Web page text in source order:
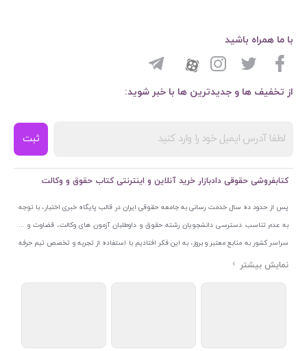
از تخفیف ها و جدیدترین ها با خبر شوید:
ثبت
با ما همراه باشید
کتابفروشی حقوقی دادبازار خرید آنلاین و اینترنتی کتاب حقوق و وکالت
پس از حدود ده سال خدمت رسانی به جامعه حقوقی ایران در قالب پایگاه خبری اختبار، با توجه
به عدم تناسب دسترسی دانشجویان رشته حقوق و داوطلبان آزمون های وکالت، قضاوت و ...
سراسر کشور به منابع معتبر و بروز، به این فکر افتادیم با استفاده از تجربه و تخصص تیم حرفه
ای اختبار خدمتی جدید به جامعه حقوقی ایران ارائه کنیم. به این منظور با راه اندازی و تجهیز